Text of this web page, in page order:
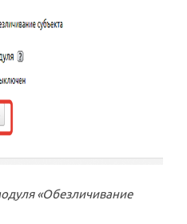
«Обезличивание